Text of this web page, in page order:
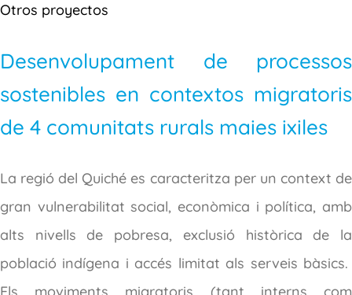
Otros proyectos
Desenvolupament de processos
sostenibles en contextos migratoris
de 4 comunitats rurals maies ixiles
La regió del Quiché es caracteritza per un context de
gran vulnerabilitat social, econòmica i política, amb
alts nivells de pobresa, exclusió històrica de la
població indígena i accés limitat als serveis bàsics.